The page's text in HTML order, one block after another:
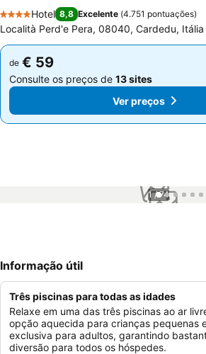
4 Estrelas
Hotel 8,8 Excelente (4.751 pontuações)
Località Perd'e Pera, 08040, Cardedu, Itália
de € 59
Consulte os preços de 13 sites
Ver preços
de € 59
Consulte os preços de 13 sites
Ver preços
1 / 74
Informação útil
Três piscinas para todas as idades
Relaxe em uma das três piscinas ao ar
opção aquecida para crianças pequenas
exclusiva para adultos, garantindo
diversão para todos os hóspedes.